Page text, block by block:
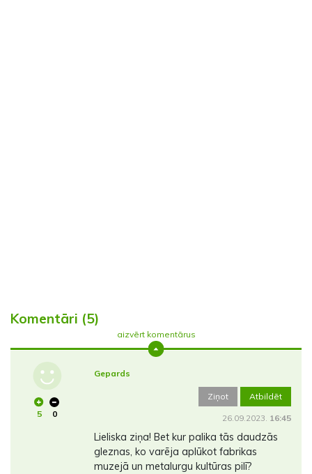
Komentāri (5)
aizvērt komentārus
5 0
Gepards
Ziņot Atbildēt
26.09.2023. 16:45
Lieliska ziņa! Bet kur palika tās daudzās
gleznas, ko varēja aplūkot fabrikas
muzejā un metalurgu kultūras pilī?